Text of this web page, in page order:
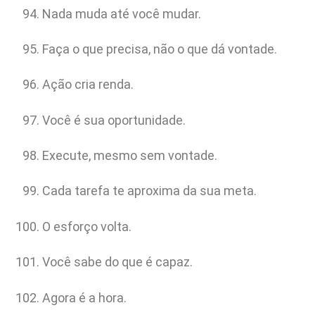
Nada muda até você mudar.
Faça o que precisa, não o que dá vontade.
Ação cria renda.
Você é sua oportunidade.
Execute, mesmo sem vontade.
Cada tarefa te aproxima da sua meta.
O esforço volta.
Você sabe do que é capaz.
Agora é a hora.